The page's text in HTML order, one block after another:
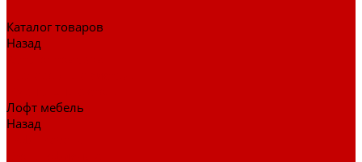
Каталог товаров
Назад
Лофт мебель
Назад